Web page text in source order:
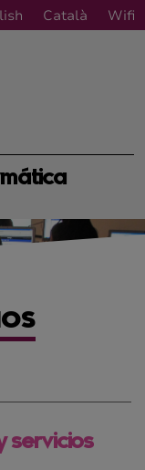
Català Wifi
servicios